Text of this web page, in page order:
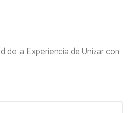
de la Experiencia de Unizar con